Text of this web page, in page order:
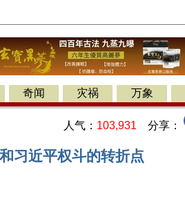
奇闻 灾祸 万象
人气： 103,931 分享：
习近平权斗的转折点